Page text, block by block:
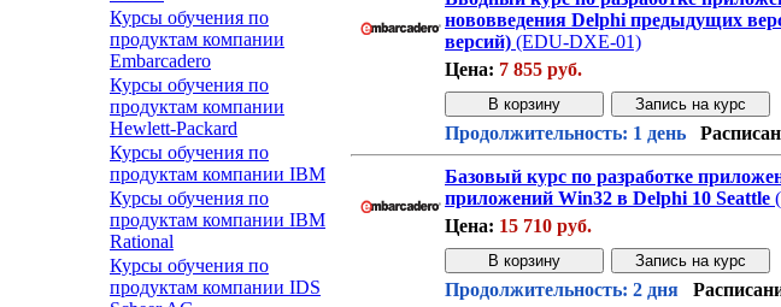
Курсы обучения по
продуктам компании
Embarcadero
Курсы обучения по
продуктам компании
Hewlett-Packard
Курсы обучения по
продуктам компании IBM
Курсы обучения по
продуктам компании IBM
Rational
Курсы обучения по
продуктам компании IDS
нововведения Delphi предыдущих
версий) (EDU-DXE-01)
Цена: 7 855 руб.
Продолжительность: 1 день
Базовый курс по разработке
приложений Win32 в Delphi 10 Seattle
Цена: 15 710 руб.
Продолжительность: 2 дня